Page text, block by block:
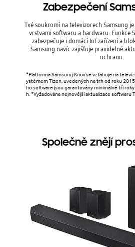
Zabezpečení
Tvé soukromí na televizorech Samsung
vrstvami softwaru a hardwaru. Funkce
zabezpečuje i domácí IoT zařízení a
Samsung navíc zajišťuje pravidelné
ochranu.
*Platforma Samsung Knox se vztahuje na
ystémem Tizen, uvedených na trh od roku
ho software jsou garantovány minimálně tři
h. *Vyžadována nejnovější aktualizace softwaru
Společně znějí